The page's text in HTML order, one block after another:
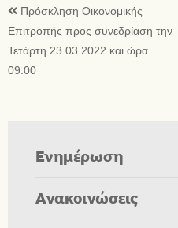
Πρόσκληση Οικονομικής
Επιτροπής προς συνεδρίαση την
Τετάρτη 23.03.2022 και ώρα
09:00
Ενημέρωση
Ανακοινώσεις